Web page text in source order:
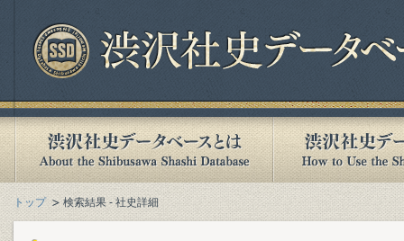
トップ 検索結果 - 社史詳細